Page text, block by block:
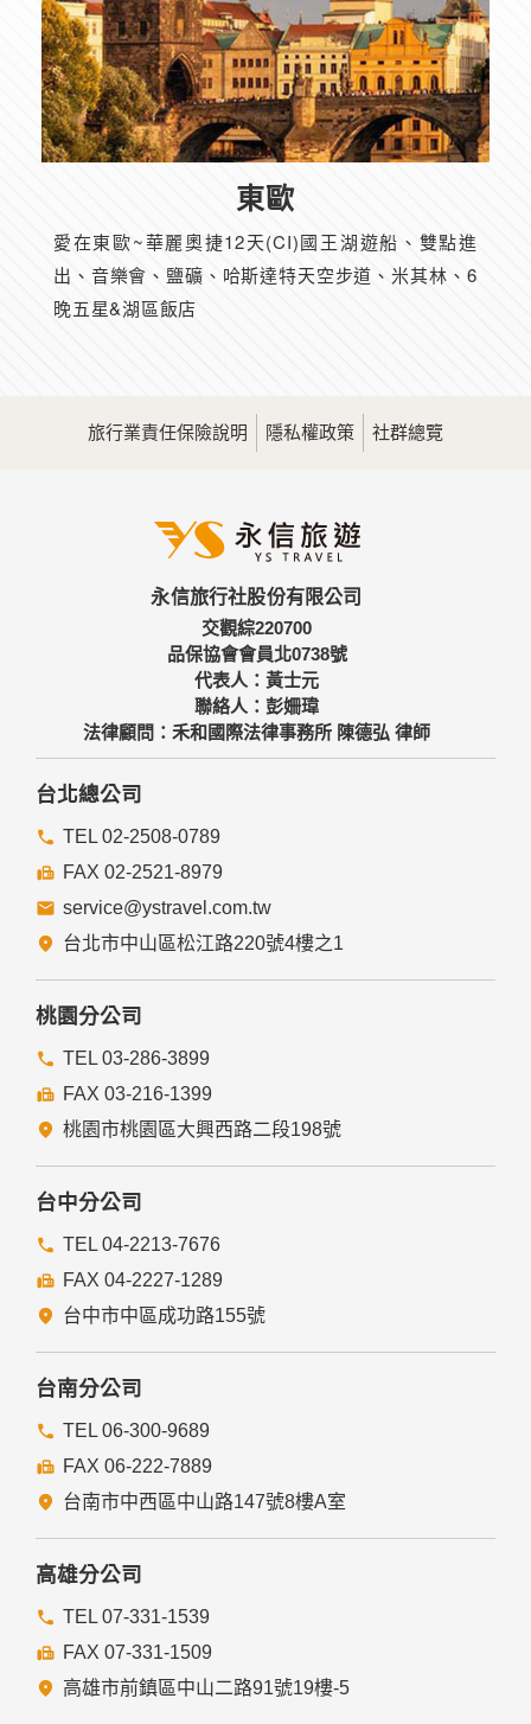
東歐
愛在東歐~華麗奧捷12天(CI)國王湖遊船、雙點進
出、音樂會、鹽礦、哈斯達特天空步道、米其林、6
晚五星&湖區飯店
旅行業責任保險說明 隱私權政策 社群總覽
永信旅行社股份有限公司
交觀綜220700
品保協會會員北0738號
代表人：黃士元
聯絡人：彭姍瑋
法律顧問：禾和國際法律事務所 陳德弘 律師
台北總公司
TEL 02-2508-0789
FAX 02-2521-8979
service@ystravel.com.tw
台北市中山區松江路220號4樓之1
桃園分公司
TEL 03-286-3899
FAX 03-216-1399
桃園市桃園區大興西路二段198號
台中分公司
TEL 04-2213-7676
FAX 04-2227-1289
台中市中區成功路155號
台南分公司
TEL 06-300-9689
FAX 06-222-7889
台南市中西區中山路147號8樓A室
高雄分公司
TEL 07-331-1539
FAX 07-331-1509
高雄市前鎮區中山二路91號19樓-5